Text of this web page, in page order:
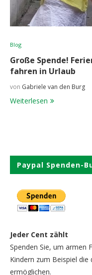
Blog
Große Spende!
fahren in Urlaub
von Gabriele van den Burg
Weiterlesen
Paypal Spenden-
Jeder Cent zählt
Spenden Sie, um armen
Kindern zum Beispiel
ermöglichen.